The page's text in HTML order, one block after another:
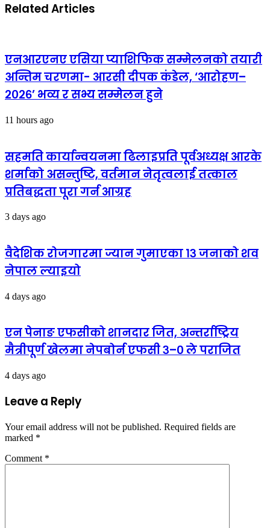
Related Articles
एनआरएनए एसिया प्याशिफिक सम्मेलनको तयारी
अन्तिम चरणमा- आरसी दीपक कंडेल, ‘आरोहण–
२०२६’ भव्य र सभ्य सम्मेलन हुने
11 hours ago
सहमति कार्यान्वयनमा ढिलाइप्रति पूर्वअध्यक्ष आरके
शर्माको असन्तुष्टि, वर्तमान नेतृत्वलाई तत्काल
प्रतिबद्धता पूरा गर्न आग्रह
3 days ago
वैदेशिक रोजगारमा ज्यान गुमाएका १३ जनाको शव
नेपाल ल्याइयो
4 days ago
एन पेनाङ एफसीको शानदार जित, अन्तर्राष्ट्रिय
मैत्रीपूर्ण खेलमा नेपबोर्न एफसी ३–० ले पराजित
4 days ago
Leave a Reply
Your email address will not be published. Required fields are
marked *
Comment *